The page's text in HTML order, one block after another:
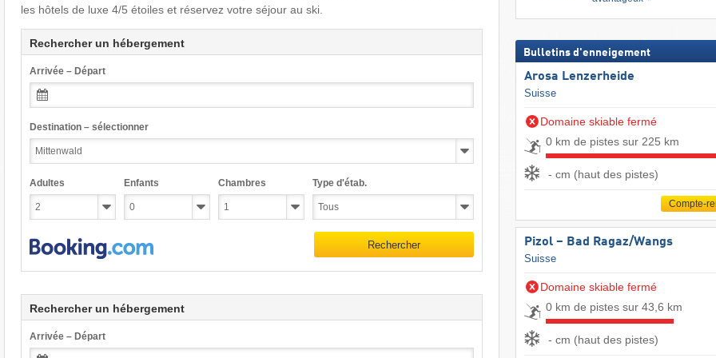
les hôtels de luxe 4/5 étoiles et réservez votre séjour au ski.
Rechercher un hébergement
Arrivée – Départ
Destination – sélectionner
Adultes Enfants Chambres Type d'étab.
Rechercher
Rechercher un hébergement
Arrivée – Départ
Bulletins d'enneigement
Arosa Lenzerheide
Suisse
Domaine skiable fermé
0 km de pistes sur 225 km
- cm (haut des pistes)
Compte-
Pizol – Bad Ragaz/​Wangs
Suisse
Domaine skiable fermé
0 km de pistes sur 43,6 km
- cm (haut des pistes)